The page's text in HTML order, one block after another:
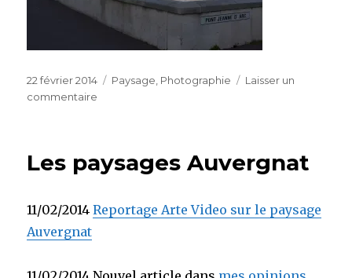
Publié
le
22 février 2014 Catégories
Paysage, Photographie
Laisser un
commentaire
après
le
Les paysages Auvergnat
11/02/2014Reportage Arte Video sur le paysage
Auvergnat